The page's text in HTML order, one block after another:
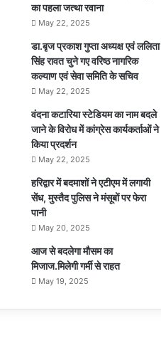
का पहला जत्था रवाना
May 22, 2025
डा.बृज प्रकाश गुप्ता अध्यक्ष एवं ललिता
सिंह रावत चुने गए वरिष्ठ नागरिक
कल्याण एवं सेवा समिति के सचिव
May 22, 2025
वंदना कटारिया स्टेडियम का नाम बदले
जाने के विरोध में कांग्रेस कार्यकर्ताओं ने
किया प्रदर्शन
May 22, 2025
हरिद्वार में बदमाशों ने एटीएम में लगायी
सेंध, मुस्तैद पुलिस ने मंसूबों पर फेरा
पानी
May 20, 2025
आज से बदलेगा मौसम का
मिजाज.मिलेगी गर्मी से राहत
May 19, 2025